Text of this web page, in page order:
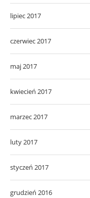
lipiec 2017
czerwiec 2017
maj 2017
kwiecień 2017
marzec 2017
luty 2017
styczeń 2017
grudzień 2016